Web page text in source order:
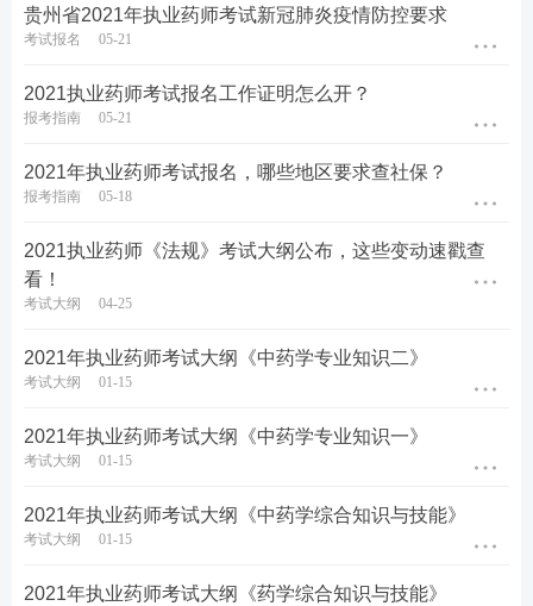
贵州省2021年执业药师考试新冠肺炎疫情防控要求
考试报名 05-21
2021执业药师考试报名工作证明怎么开？
报考指南 05-21
2021年执业药师考试报名，哪些地区要求查社保？
报考指南 05-18
2021执业药师《法规》考试大纲公布，这些变动速戳查
看！
考试大纲 04-25
2021年执业药师考试大纲《中药学专业知识二》
考试大纲 01-15
2021年执业药师考试大纲《中药学专业知识一》
考试大纲 01-15
2021年执业药师考试大纲《中药学综合知识与技能》
考试大纲 01-15
2021年执业药师考试大纲《药学综合知识与技能》